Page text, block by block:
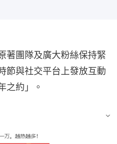
著團隊及廣大粉絲保持緊
節與社交平台上發放互動
之約」。